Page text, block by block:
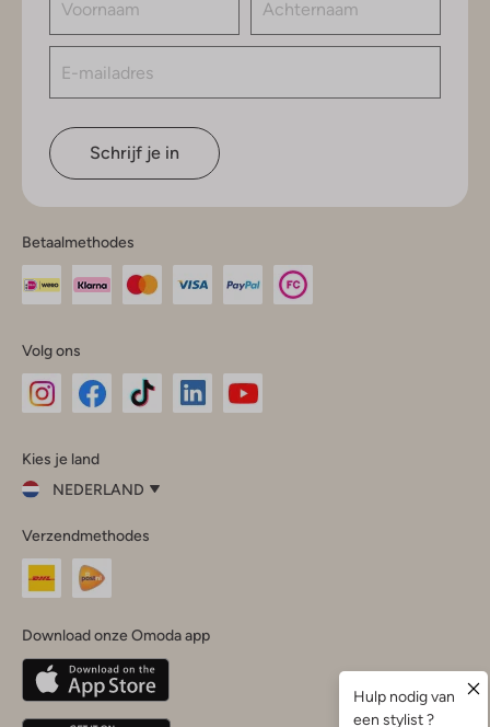
Schrijf je in
Betaalmethodes
Volg ons
InstagramFacebook
Kies je land
NEDERLAND
je
land
Nederland
Belgique(Français)
Deutschland
Verzendmethodes
Download onze Omoda app